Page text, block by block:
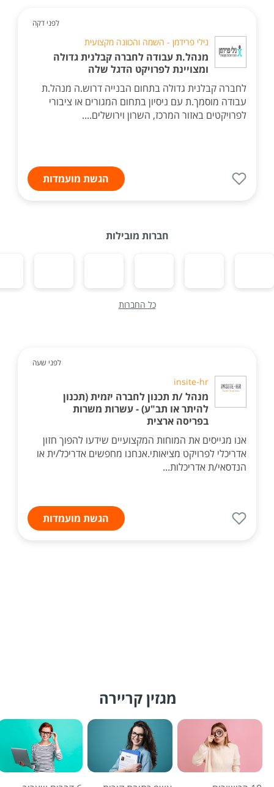
לפני דקה
נילי פרידמן - השמה והכוונה מקצועית
מנהל.ת עבודה לחברה קבלנית גדולה
ומצויינת לפרויקט הדגל שלה
לחברה קבלנית גדולה בתחום הבנייה דרוש.ה מנהל.ת
עבודה מוסמך.ת עם ניסיון בתחום המגורים או ציבורי
לפרויקטים באזור המרכז, השרון וירושלים....
הגשת מועמדות
חברות מובילות
כל החברות
לפני שעה
insite-hr
מנהל /ת תכנון לחברה יזמית (תכנון
להיתר או תב"ע) - עשרות משרות
בפריסה ארצית
אנו מגייסים את המוחות המקצועיים שידעו להפוך חזון
אדריכלי לפרויקט מציאותי.אנחנו מחפשים אדריכל/ית או
הנדסאי/ת אדריכלות...
הגשת מועמדות
מגזין קריירה